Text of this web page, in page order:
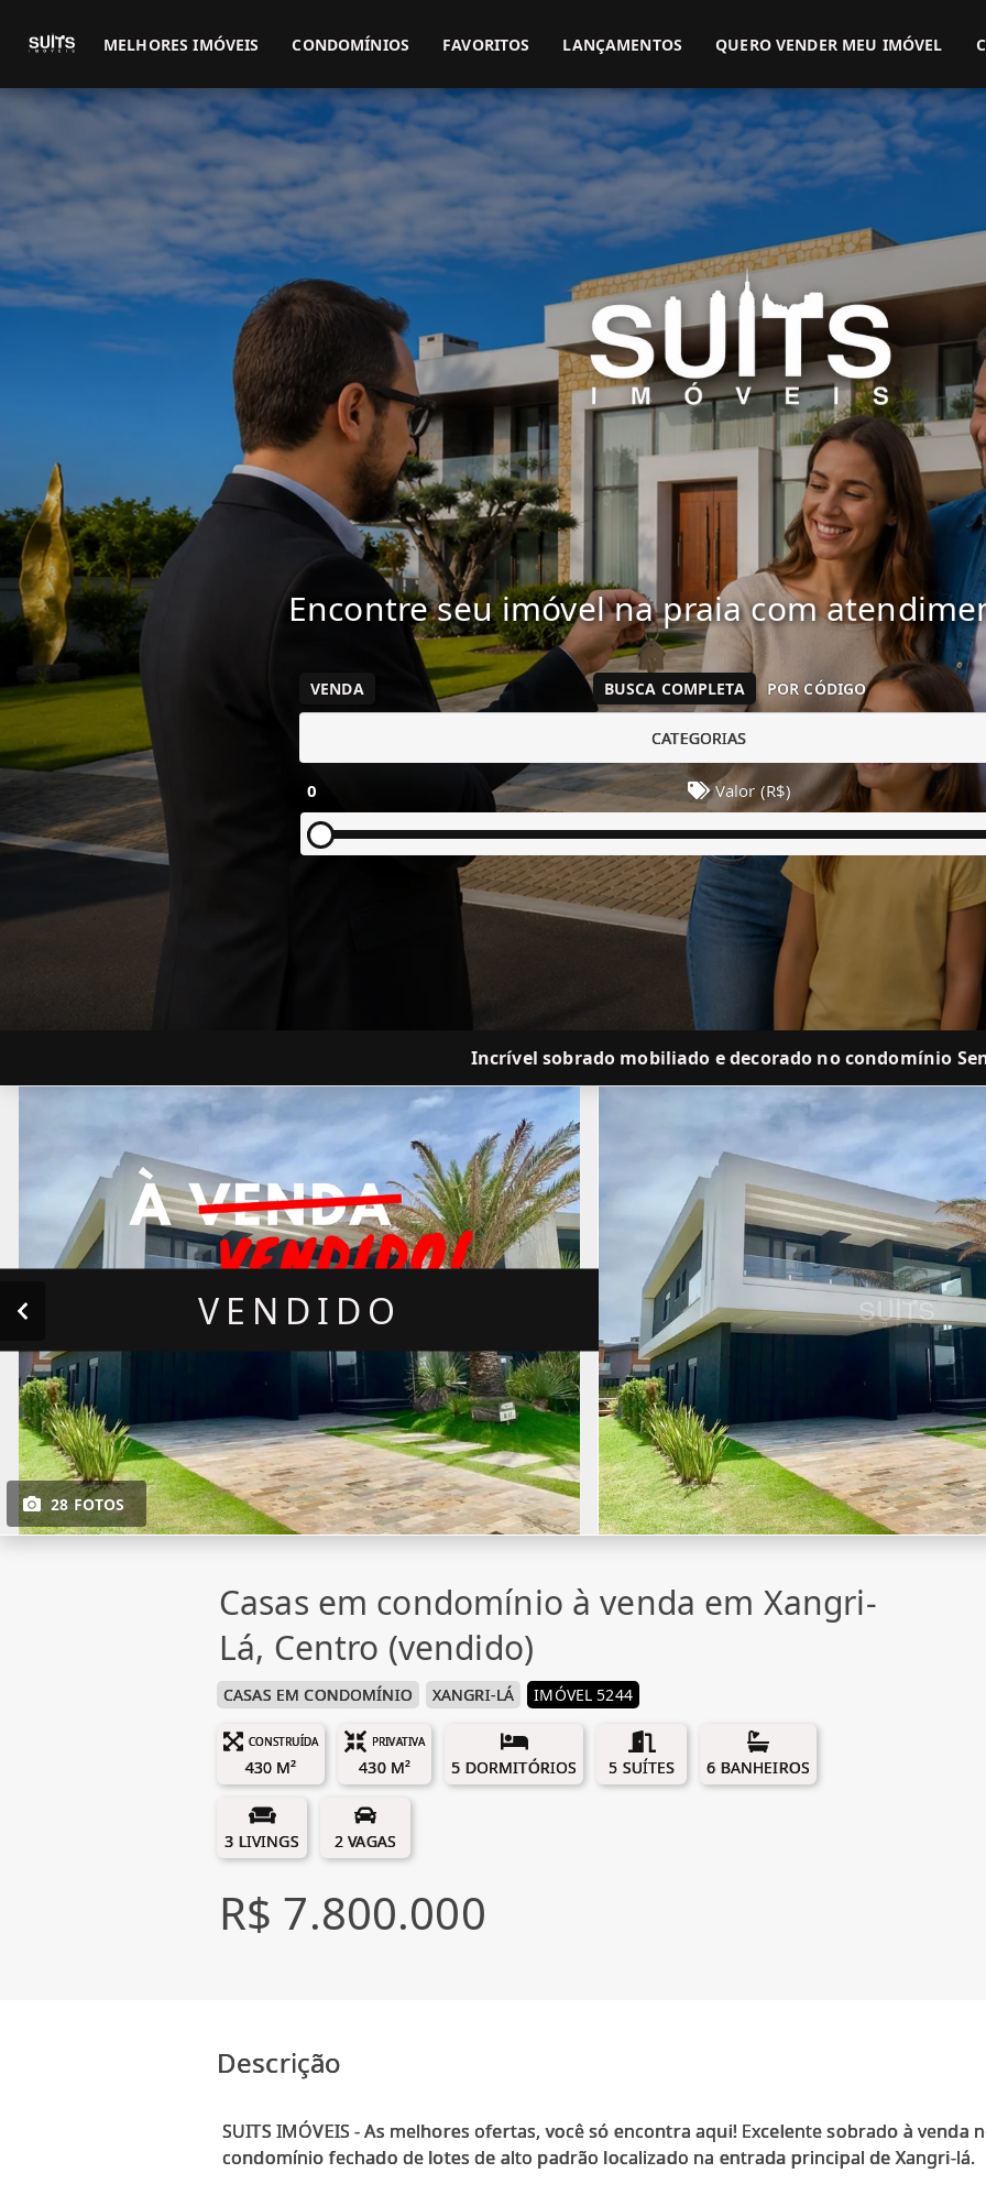
(51) 3416-9899 (51) 99914-3000
MELHORES IMÓVEIS CONDOMÍNIOS FAVORITOS LANÇAMENTOS QUERO VENDER MEU IMÓVEL
Encontre seu imóvel na praia com
VENDA BUSCA COMPLETA POR CÓDIGO
CATEGORIAS
0 Valor (R$)
Incrível sobrado mobiliado e decorado no condomínio
28 FOTOS
VENDIDO
Casas em condomínio à venda em Xangri-
Lá, Centro (vendido)
CASAS EM CONDOMÍNIO XANGRI-LÁ IMÓVEL 5244
CONSTRUÍDA
430 M²
PRIVATIVA
430 M² 5 DORMITÓRIOS 5 SUÍTES 6 BANHEIROS
3 LIVINGS 2 VAGAS
R$ 7.800.000
Descrição
SUITS IMÓVEIS - As melhores ofertas, você só encontra aqui! Excelente sobrado à venda
condomínio fechado de lotes de alto padrão localizado na entrada principal de Xangri-lá.